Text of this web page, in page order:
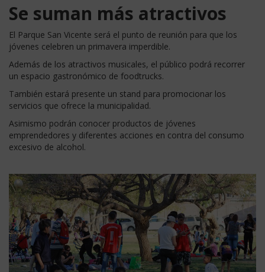
Se suman más atractivos
El Parque San Vicente será el punto de reunión para que los
jóvenes celebren un primavera imperdible.
Además de los atractivos musicales, el público podrá recorrer
un espacio gastronómico de foodtrucks.
También estará presente un stand para promocionar los
servicios que ofrece la municipalidad.
Asimismo podrán conocer productos de jóvenes
emprendedores y diferentes acciones en contra del consumo
excesivo de alcohol.